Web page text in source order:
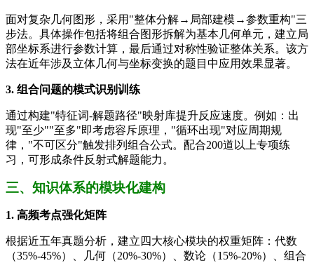
面对复杂几何图形，采用"整体分解→局部建模→参数重构"三
步法。具体操作包括将组合图形拆解为基本几何单元，建立局
部坐标系进行参数计算，最后通过对称性验证整体关系。该方
法在近年涉及立体几何与坐标变换的题目中应用效果显著。
3. 组合问题的模式识别训练
通过构建"特征词-解题路径"映射库提升反应速度。例如：出
现"至少""至多"即考虑容斥原理，"循环出现"对应周期规
律，"不可区分"触发排列组合公式。配合200道以上专项练
习，可形成条件反射式解题能力。
三、知识体系的模块化建构
1. 高频考点强化矩阵
根据近五年真题分析，建立四大核心模块的权重矩阵：代数
（35%-45%）、几何（20%-30%）、数论（15%-20%）、组合